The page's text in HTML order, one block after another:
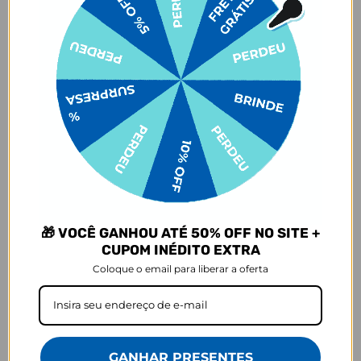
Mochila Pop garante que seus itens estejam sempre organizados
com estilo.
Para proporcionar o maior conforto e função, a Mochila Pop conta
com alças reforçadas, 2 bolsos laterais para garrafas ou itens
adicionais, 1 abertura principal com compartimento para
notebooks de até 15,6”, e 1 bolso frontal para seus itens de acesso
rápido estarem sempre ao alcance da mão.
Detalhes do produto:
Bolso para notebooks, cadernos e materiais escolares
Bolso frontal de acesso rápido
Recomendado para notebooks de até 15,6"
Composição:
Tecido: 100% poliéster
L: 30cm x A: 45cm x P: 13cm
Litragem:
Suporta aproximadamente 5kg.
Como limpar:
🎁 VOCÊ GANHOU ATÉ 50% OFF NO SITE +
CUPOM INÉDITO EXTRA
Coloque o email para liberar a oferta
GANHAR PRESENTES